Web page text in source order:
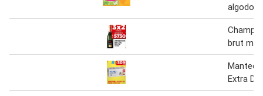
algodon
brut
Extra